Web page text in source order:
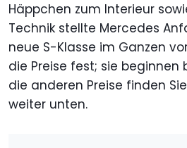
Häppchen zum Interieur
Technik stellte Mercedes
neue S-Klasse im Ganzen
die Preise fest; sie beginnen
die anderen Preise finden
weiter unten.